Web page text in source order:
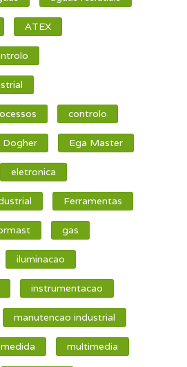
ATEX
controlo
Dogher Ega Master
eletronica
Ferramentas
gas
iluminacao
instrumentacao
manutencao industrial
medida multimedia